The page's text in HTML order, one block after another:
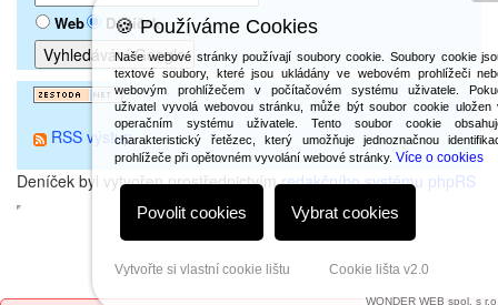
Web Deníček
RSS výstup
Deníček byl vytvořen prostřednictvímredakčního systému phpRS
🍪 Používáme Cookies
Naše webové stránky používají soubory cookie. Soubory cookie
textové soubory, které jsou ukládány ve webovém prohlížeči
webovým prohlížečem v počítačovém systému uživatele.
uživatel vyvolá webovou stránku, může být soubor cookie uložen
operačním systému uživatele. Tento soubor cookie
charakteristický řetězec, který umožňuje jednoznačnou
prohlížeče při opětovném vyvolání webové stránky.Více o cookies
Povolit cookies Vybrat cookies
Vytvořte si vlastní cookie lištu Cookie lišta v2.0
WONDER WEB spol. s